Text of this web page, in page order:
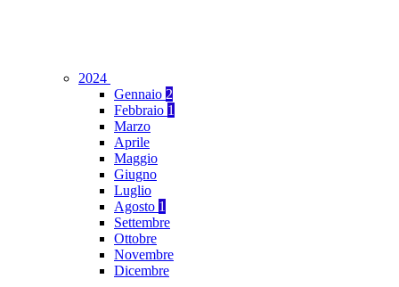
2024
Gennaio 2
Febbraio 1
Marzo
Aprile
Maggio
Giugno
Luglio
Agosto 1
Settembre
Ottobre
Novembre
Dicembre